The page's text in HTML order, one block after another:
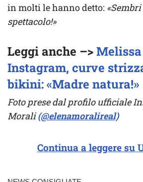
in molti le hanno detto: «Sembri
spettacolo!»
Leggi anche –>
Instagram, curve
bikini: «Madre natura!»
Foto prese dal profilo ufficiale
Morali(@elenamoralireal)
Continua a leggere su